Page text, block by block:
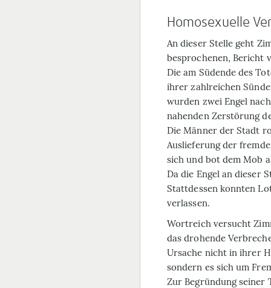
Homosexuelle
An dieser Stelle geht
besprochenen, Bericht
Die am Südende des
ihrer zahlreichen
wurden zwei Engel
nahenden Zerstörung
Die Männer der Stadt
Auslieferung der
sich und bot dem Mob
Da die Engel an dieser
Stattdessen konnten
verlassen.
Wortreich versucht
das drohende
Ursache nicht in ihrer
sondern es sich um
Zur Begründung seiner